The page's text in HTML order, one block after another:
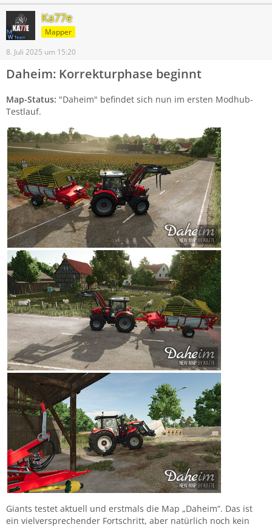
Ka77e
Mapper
8. Juli 2025 um 15:20
Daheim: Korrekturphase beginnt
Map-Status: "Daheim" befindet sich nun im ersten Modhub-
Testlauf.
Giants testet aktuell und erstmals die Map „Daheim“. Das ist
ein vielversprechender Fortschritt, aber natürlich noch kein